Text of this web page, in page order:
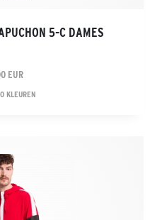
5-C DAMES
EUR
KLEUREN